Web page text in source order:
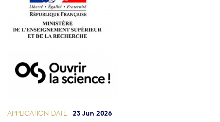
APPLICATION DATE 23 Jun 2026